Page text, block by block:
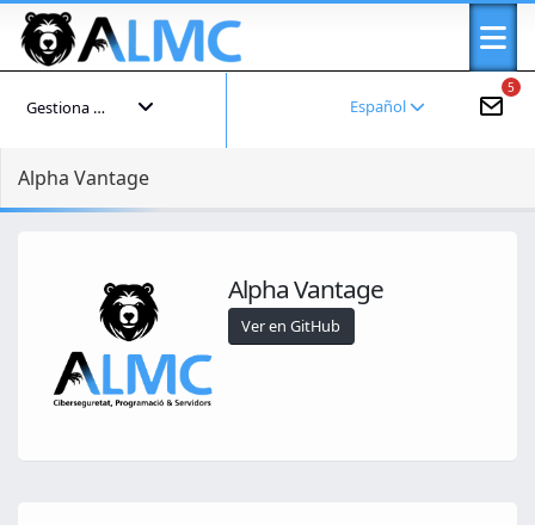
5
Español
Gestiona tu cuenta
Alpha Vantage
Alpha Vantage
Ver en GitHub